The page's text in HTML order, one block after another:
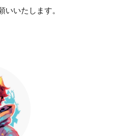
いたします。